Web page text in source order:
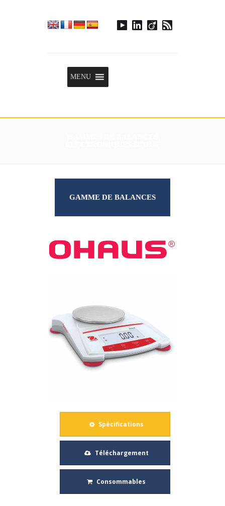
MENU
GAMME DE BALANCES
Spécifications
Téléchargement
Consommables